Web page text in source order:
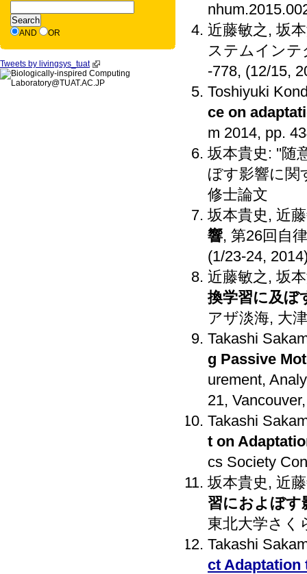
近藤敏之, 坂
ステムインテ
-778, (12/15,
Toshiyuki
ce on
m 2014, pp.
坂本貴史: ''随
ぼす影響に関
修士論文
坂本貴史, 近
響, 第26回自
(1/23-24,
近藤敏之, 坂
換学習に及ぼ
アザ淡海, 大
Takashi
g Passive
urement,
21,
Takashi
t on
cs Society
坂本貴史, 近
習におよぼす
東北大学さく
Takashi
ct Adaptation
AND OR
Tweets by livingsys_tuat